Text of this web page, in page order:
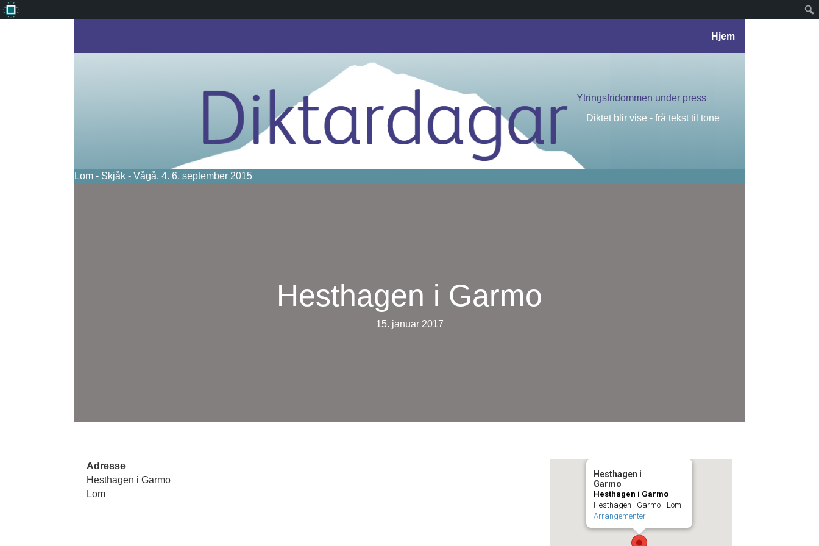
Om
Hjem
Ytringsfridommen under press
Diktet blir vise - frå tekst til tone
Lom - Skjåk - Vågå, 4. 6. september 2015
Hesthagen i Garmo
15. januar 2017
Hesthagen i
Garmo
Hesthagen i Garmo
Hesthagen i Garmo - Lom
Arrangementer
Adresse
Hesthagen i Garmo
Lom